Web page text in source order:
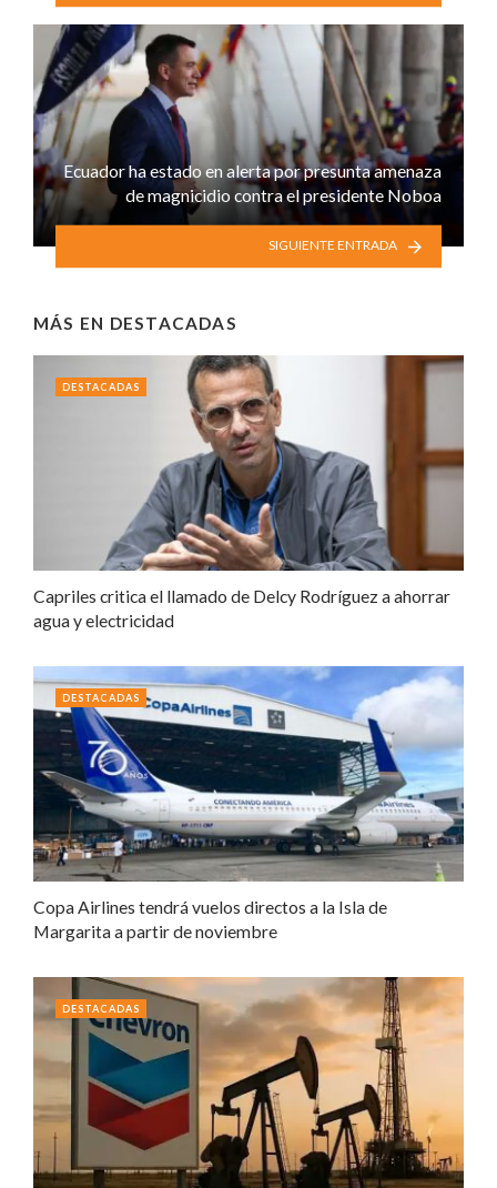
Ecuador ha estado en alerta por presunta amenaza
de magnicidio contra el presidente Noboa
SIGUIENTE ENTRADA
MÁS EN DESTACADAS
Capriles critica el llamado de Delcy Rodríguez a ahorrar
agua y electricidad
DESTACADAS
Copa Airlines tendrá vuelos directos a la Isla de
Margarita a partir de noviembre
DESTACADAS
DESTACADAS